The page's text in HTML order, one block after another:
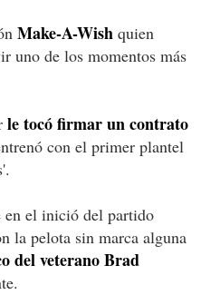
Make-A-Wish quien
uno de los momentos más
le tocó firmar un contrato
con el primer plantel
el inició del partido
la pelota sin marca alguna
del veterano Brad